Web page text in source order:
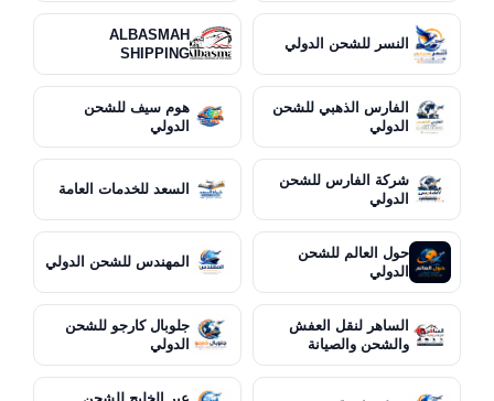
النسر للشحن الدولي
ALBASMAH
SHIPPING
الفارس الذهبي للشحن
الدولي
هوم سيف للشحن
الدولي
شركة الفارس للشحن
الدولي
السعد للخدمات العامة
حول العالم للشحن
الدولي
المهندس للشحن الدولي
الساهر لنقل العفش
والشحن والصيانة
جلوبال كارجو للشحن
الدولي